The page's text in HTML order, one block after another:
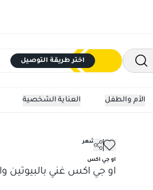
اختر طريقة التوصيل
العناية الشخصية الأم والطفل
بلسم الشعر
او جي اكس
او جي اكس غني بالبيوتين